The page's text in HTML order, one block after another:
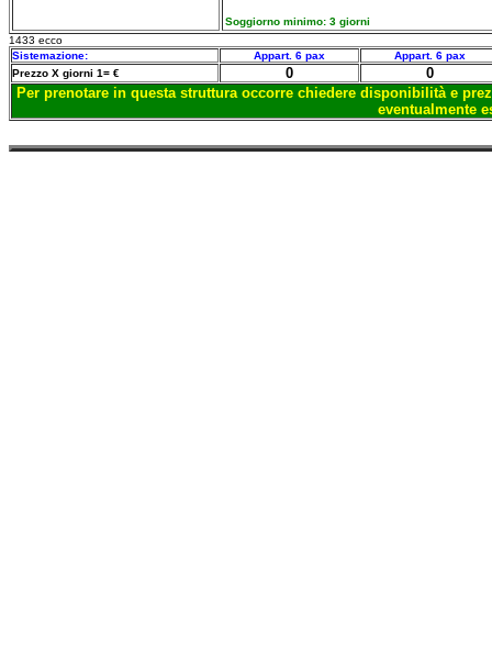
Soggiorno minimo: 3 giorni
1433 ecco
Sistemazione:
Appart. 6 pax
Appart. 6 pax
Prezzo X giorni 1= €
0
0
Per prenotare in questa struttura occorre chiedere disponibilità e
eventualmente